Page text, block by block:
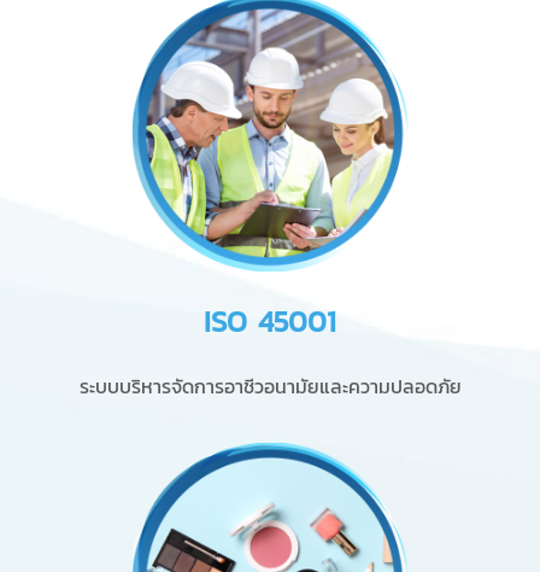
ISO 45001
ระบบบริหารจัดการอาชีวอนามัยและความปลอดภัย